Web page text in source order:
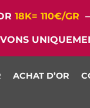
18K= 110€/GR
ACHAT D’OR